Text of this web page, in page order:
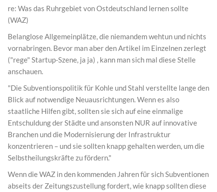
re: Was das Ruhrgebiet von Ostdeutschland lernen sollte
(WAZ)
Belanglose Allgemeinplätze, die niemandem wehtun und nichts
vornabringen. Bevor man aber den Artikel im Einzelnen zerlegt
("rege" Startup-Szene, ja ja) , kann man sich mal diese Stelle
anschauen.
"Die Subventionspolitik für Kohle und Stahl verstellte lange den
Blick auf notwendige Neuausrichtungen. Wenn es also
staatliche Hilfen gibt, sollten sie sich auf eine einmalige
Entschuldung der Städte und ansonsten NUR auf innovative
Branchen und die Modernisierung der Infrastruktur
konzentrieren – und sie sollten knapp gehalten werden, um die
Selbstheilungskräfte zu fördern."
Wenn die WAZ in den kommenden Jahren für sich Subventionen
abseits der Zeitungszustellung fordert, wie knapp sollten diese